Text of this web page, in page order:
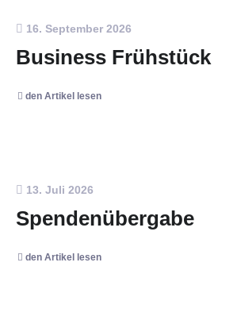
16. September 2026
Business Frühstück
den Artikel lesen
13. Juli 2026
Spendenübergabe
den Artikel lesen